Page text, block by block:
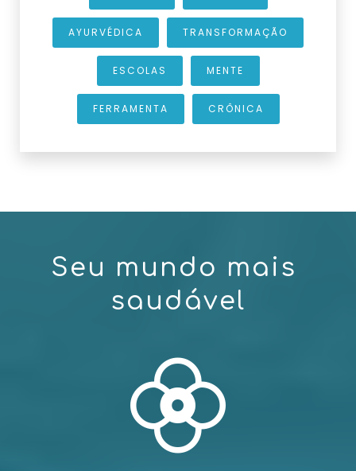
AYURVÉDICA TRANSFORMAÇÃO
ESCOLAS MENTE
FERRAMENTA CRÔNICA
Seu m u n d o ma i s
sa u d ável